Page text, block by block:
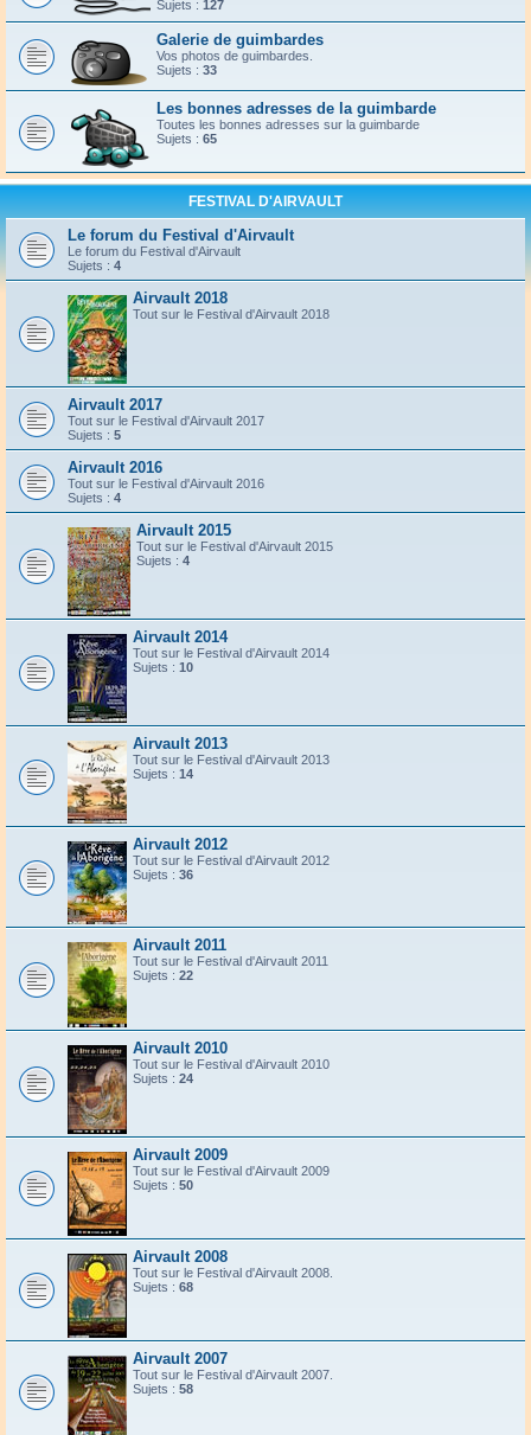
Sujets : 127
Galerie de guimbardes
Vos photos de guimbardes.
Sujets : 33
Les bonnes adresses de la guimbarde
Toutes les bonnes adresses sur la guimbarde
Sujets : 65
FESTIVAL D'AIRVAULT
Le forum du Festival d'Airvault
Le forum du Festival d'Airvault
Sujets : 4
Airvault 2018
Tout sur le Festival d'Airvault 2018
Airvault 2017
Tout sur le Festival d'Airvault 2017
Sujets : 5
Airvault 2016
Tout sur le Festival d'Airvault 2016
Sujets : 4
Airvault 2015
Tout sur le Festival d'Airvault 2015
Sujets : 4
Airvault 2014
Tout sur le Festival d'Airvault 2014
Sujets : 10
Airvault 2013
Tout sur le Festival d'Airvault 2013
Sujets : 14
Airvault 2012
Tout sur le Festival d'Airvault 2012
Sujets : 36
Airvault 2011
Tout sur le Festival d'Airvault 2011
Sujets : 22
Airvault 2010
Tout sur le Festival d'Airvault 2010
Sujets : 24
Airvault 2009
Tout sur le Festival d'Airvault 2009
Sujets : 50
Airvault 2008
Tout sur le Festival d'Airvault 2008.
Sujets : 68
Airvault 2007
Tout sur le Festival d'Airvault 2007.
Sujets : 58